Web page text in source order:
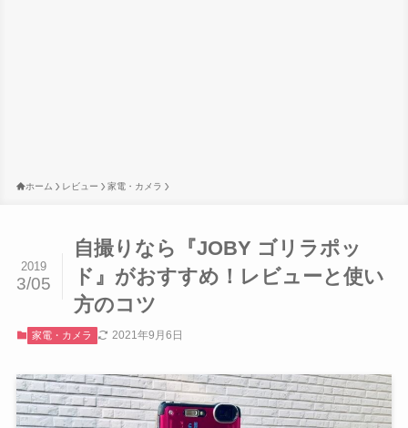
ホーム レビュー 家電・カメラ
自撮りなら『JOBY ゴリラポッ
ド』がおすすめ！レビューと使い
方のコツ
2019
3/05
家電・カメラ 2021年9月6日